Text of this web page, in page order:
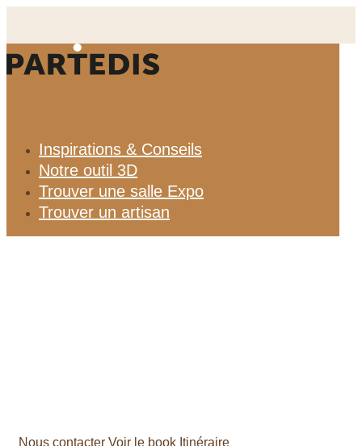
contenu
Inspirations & Conseils
Notre outil 3D
Trouver une salle Expo
Trouver un artisan
Nous contacter Voir le book Itinéraire